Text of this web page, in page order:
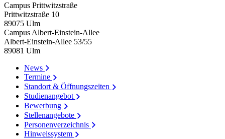
Campus Prittwitzstraße
Prittwitzstraße 10
89075 Ulm
Campus Albert-Einstein-Allee
Albert-Einstein-Allee 53/​55
89081 Ulm
News
Termine
Standort & Öffnungszeiten
Studienangebot
Bewerbung
Stellenangebote
Personenverzeichnis
Hinweissystem